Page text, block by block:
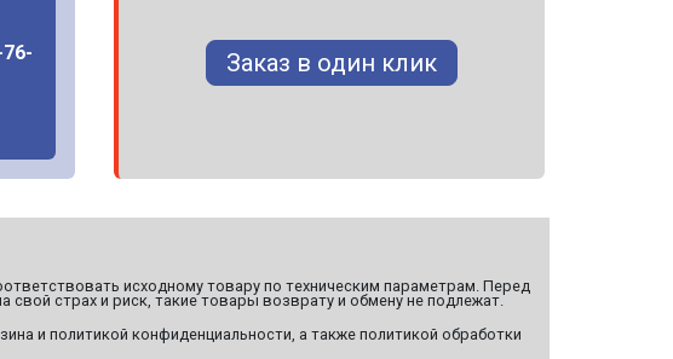
Заказ в один клик
исходному товару по техническим параметрам. Перед
страх и риск, такие товары возврату и обмену не подлежат.
и политикой конфиденциальности, а также политикой обработки